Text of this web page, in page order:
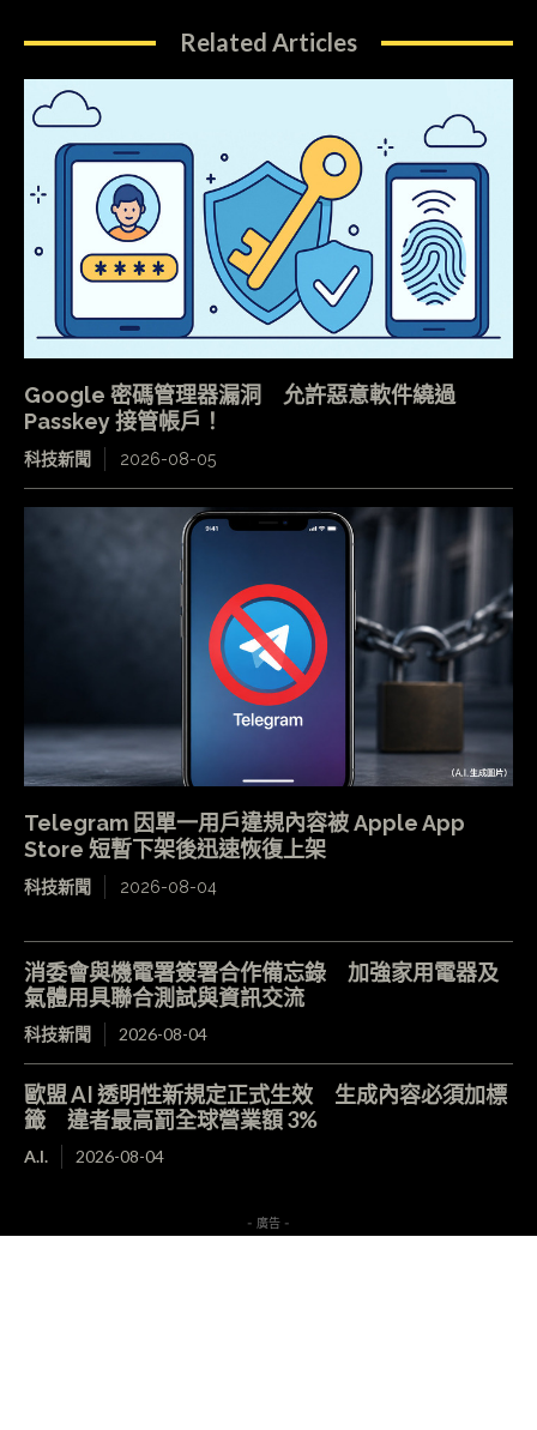
Related Articles
Google 密碼管理器漏洞 允許惡意軟件繞過
Passkey 接管帳戶！
科技新聞 2026-08-05
Telegram 因單一用戶違規內容被 Apple App
Store 短暫下架後迅速恢復上架
科技新聞 2026-08-04
消委會與機電署簽署合作備忘錄 加強家用電器及
氣體用具聯合測試與資訊交流
科技新聞 2026-08-04
歐盟 AI 透明性新規定正式生效 生成內容必須加標
籤 違者最高罰全球營業額 3%
A.I. 2026-08-04
- 廣告 -